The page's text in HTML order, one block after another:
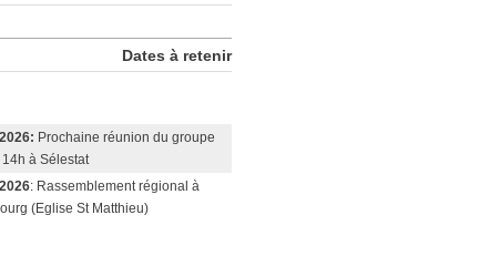
Dates à retenir
Prochaine réunion du groupe
à Sélestat
: Rassemblement régional à
(Eglise St Matthieu)